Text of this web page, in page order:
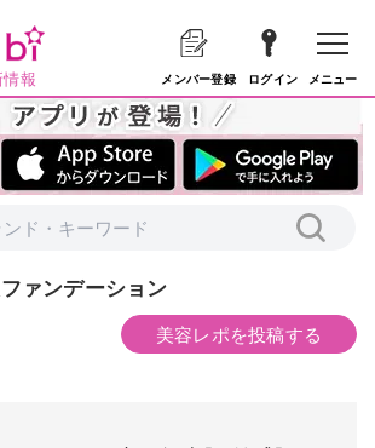
報 メンバー登録 ログイン メニュー
ァンデーション
美容レポを投稿する